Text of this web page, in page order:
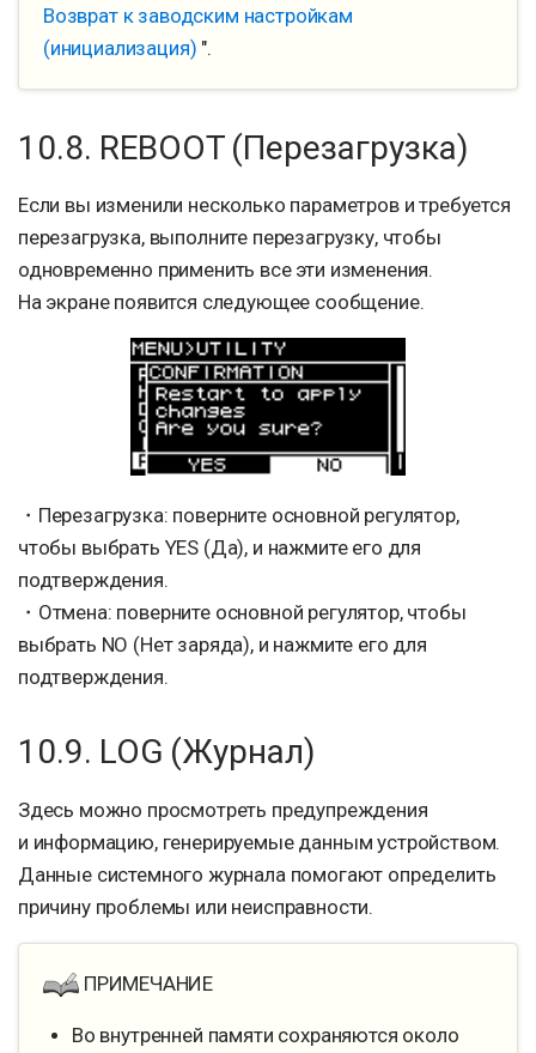
Возврат к заводским настройкам
(инициализация) ".
10.8. REBOOT (Перезагрузка)
Если вы изменили несколько параметров и требуется
перезагрузка, выполните перезагрузку, чтобы
одновременно применить все эти изменения.
На экране появится следующее сообщение.
・Перезагрузка: поверните основной регулятор,
чтобы выбрать YES (Да), и нажмите его для
подтверждения.
・Отмена: поверните основной регулятор, чтобы
выбрать NO (Нет заряда), и нажмите его для
подтверждения.
10.9. LOG (Журнал)
Здесь можно просмотреть предупреждения
и информацию, генерируемые данным устройством.
Данные системного журнала помогают определить
причину проблемы или неисправности.
ПРИМЕЧАНИЕ
Во внутренней памяти сохраняются около